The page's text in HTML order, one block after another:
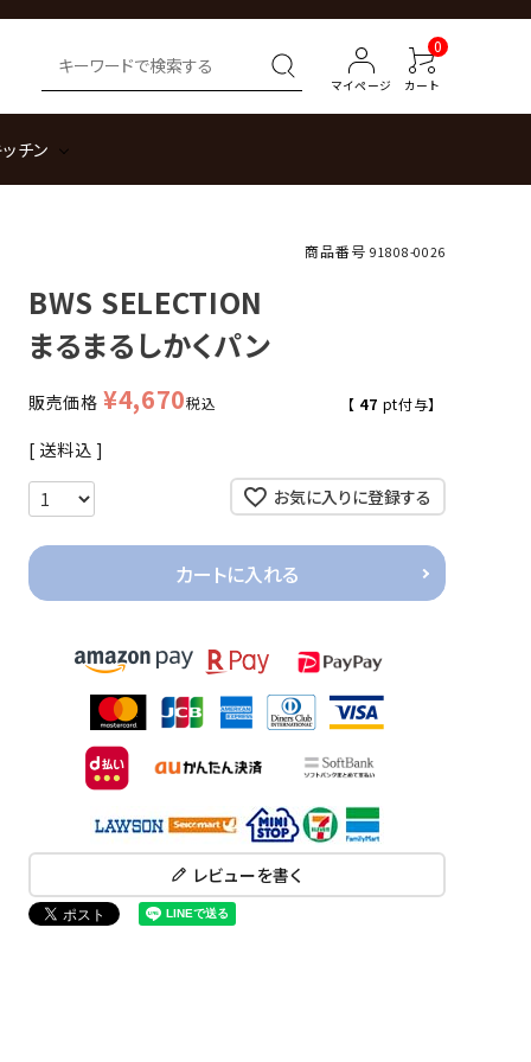
マイページ
0
カート
チン
商品番号 91808-0026
BWS SELECTION
まるまるしかくパン
販売価格 ¥4,670税込 【 47 pt付与】
送料込
お気に入りに登録する
カートに入れる
レビューを書く